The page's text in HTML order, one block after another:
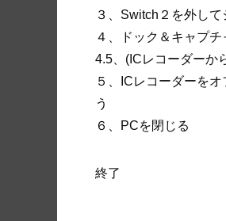
３、Switch２を外し
４、ドック＆キャプ
4.5、(ICレコーダーか
５、ICレコーダーを
う
６、PCを閉じる
終了